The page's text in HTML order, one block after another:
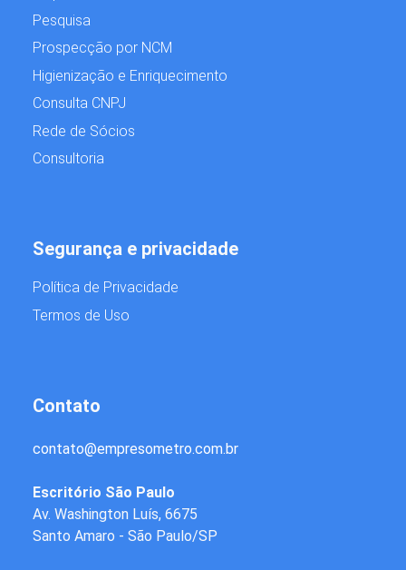
Pesquisa
Prospecção por NCM
Higienização e Enriquecimento
Consulta CNPJ
Rede de Sócios
Consultoria
Contato
contato@empresometro.com.br
Escritório São Paulo
Av. Washington Luís, 6675
Santo Amaro - São Paulo/SP
Segurança e privacidade
Política de Privacidade
Termos de Uso